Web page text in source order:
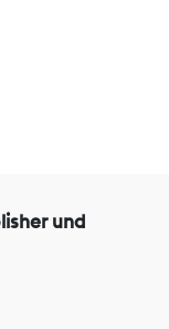
und